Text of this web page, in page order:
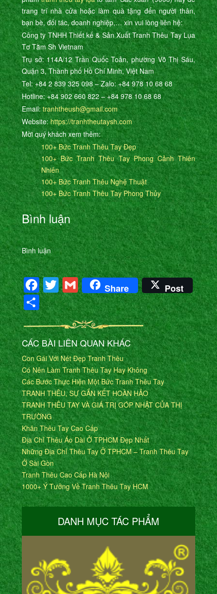
trang trí nhà cửa hoặc làm quà tặng đến người thân,
bạn bè, đối tác, doanh nghiệp,… xin vui lòng liên hệ:
Công ty TNHH Thiết kế & Sản Xuất Tranh Thêu Tay Lụa
Tơ Tằm Sh Vietnam
Trụ sở: 114A/12 Trần Quốc Toản, phường Võ Thị Sáu,
Quận 3, Thành phố Hồ Chí Minh, Việt Nam
Tel: +84 2 839 325 098 – Zalo: +84 978 10 68 68
Hotline: +84 902 660 822 – +84 978 10 68 68
Email:tranhtheush@gmail.com
Website:https://tranhtheutaysh.com
Mời quý khách xem thêm:
100+ Bức Tranh Thêu Tay Đẹp
100+ Bức Tranh Thêu Tay Phong Cảnh Thiên
Nhiên
100+ Bức Tranh Thêu Nghệ Thuật
100+ Bức Tranh Thêu Tay Phong Thủy
Bình luận
Bình luận
Facebook
Twitter
Gmail
Share Post
Share
CÁC BÀI LIÊN QUAN KHÁC
Con Gái Với Nét Đẹp Tranh Thêu
Có Nên Làm Tranh Thêu Tay Hay Không
Các Bước Thực Hiện Một Bức Tranh Thêu Tay
TRANH THÊU, SỰ GẮN KẾT HOÀN HẢO
TRANH THÊU TAY VÀ GIÁ TRỊ GÓP NHẬT CỦA THỊ
TRƯỜNG
Khăn Thêu Tay Cao Cấp
Địa Chỉ Thêu Áo Dài Ở TPHCM Đẹp Nhất
Những Địa Chỉ Thêu Tay Ở TPHCM – Tranh Thêu Tay
Ở Sài Gòn
Tranh Thêu Cao Cấp Hà Nội
1000+ Ý Tưởng Về Tranh Thêu Tay HCM
DANH MỤC TÁC PHẨM